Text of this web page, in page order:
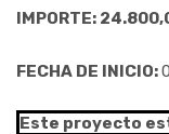
IMPORTE:
FECHA DE INICIO:
Este proyecto